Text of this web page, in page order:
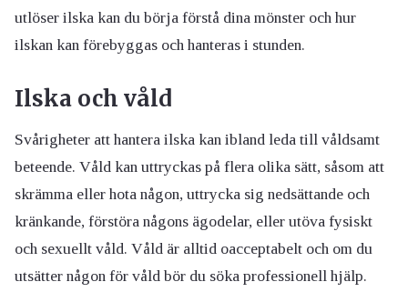
utlöser ilska kan du börja förstå dina mönster och hur
ilskan kan förebyggas och hanteras i stunden.
Ilska och våld
Svårigheter att hantera ilska kan ibland leda till våldsamt
beteende. Våld kan uttryckas på flera olika sätt, såsom att
skrämma eller hota någon, uttrycka sig nedsättande och
kränkande, förstöra någons ägodelar, eller utöva fysiskt
och sexuellt våld. Våld är alltid oacceptabelt och om du
utsätter någon för våld bör du söka professionell hjälp.